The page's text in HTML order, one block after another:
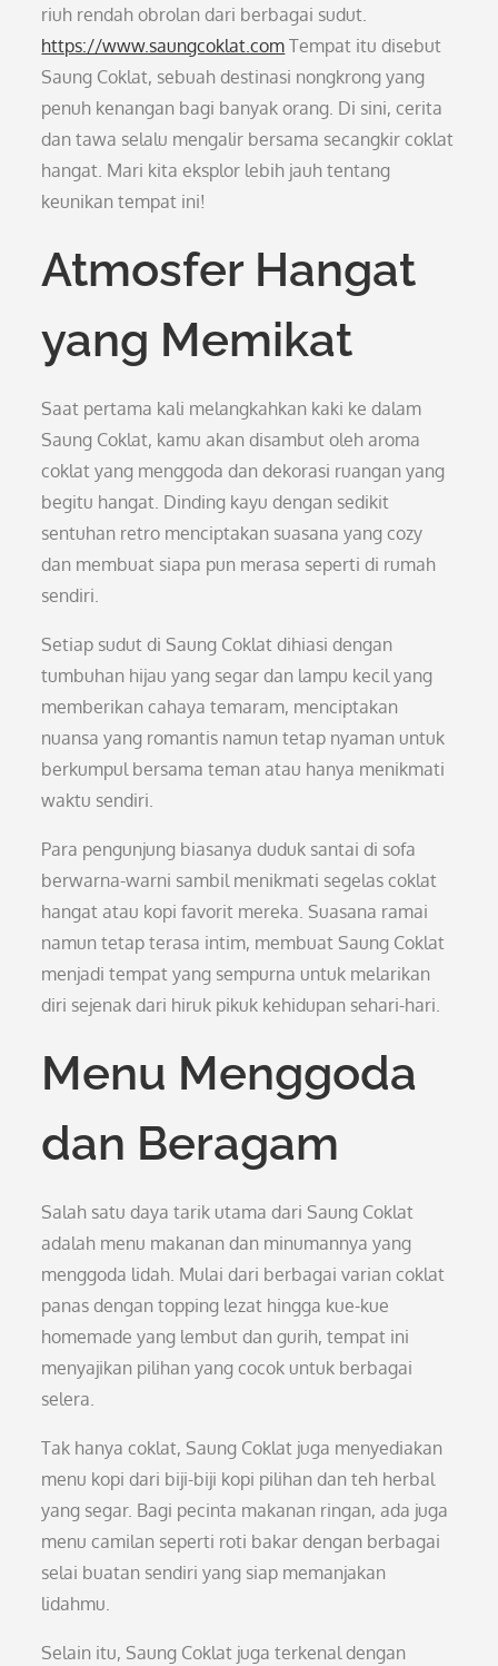
riuh rendah obrolan dari berbagai sudut.
https://www.saungcoklat.com Tempat itu disebut
Saung Coklat, sebuah destinasi nongkrong yang
penuh kenangan bagi banyak orang. Di sini, cerita
dan tawa selalu mengalir bersama secangkir coklat
hangat. Mari kita eksplor lebih jauh tentang
keunikan tempat ini!
Atmosfer Hangat
yang Memikat
Saat pertama kali melangkahkan kaki ke dalam
Saung Coklat, kamu akan disambut oleh aroma
coklat yang menggoda dan dekorasi ruangan yang
begitu hangat. Dinding kayu dengan sedikit
sentuhan retro menciptakan suasana yang cozy
dan membuat siapa pun merasa seperti di rumah
sendiri.
Setiap sudut di Saung Coklat dihiasi dengan
tumbuhan hijau yang segar dan lampu kecil yang
memberikan cahaya temaram, menciptakan
nuansa yang romantis namun tetap nyaman untuk
berkumpul bersama teman atau hanya menikmati
waktu sendiri.
Para pengunjung biasanya duduk santai di sofa
berwarna-warni sambil menikmati segelas coklat
hangat atau kopi favorit mereka. Suasana ramai
namun tetap terasa intim, membuat Saung Coklat
menjadi tempat yang sempurna untuk melarikan
diri sejenak dari hiruk pikuk kehidupan sehari-hari.
Menu Menggoda
dan Beragam
Salah satu daya tarik utama dari Saung Coklat
adalah menu makanan dan minumannya yang
menggoda lidah. Mulai dari berbagai varian coklat
panas dengan topping lezat hingga kue-kue
homemade yang lembut dan gurih, tempat ini
menyajikan pilihan yang cocok untuk berbagai
selera.
Tak hanya coklat, Saung Coklat juga menyediakan
menu kopi dari biji-biji kopi pilihan dan teh herbal
yang segar. Bagi pecinta makanan ringan, ada juga
menu camilan seperti roti bakar dengan berbagai
selai buatan sendiri yang siap memanjakan
lidahmu.
Selain itu, Saung Coklat juga terkenal dengan